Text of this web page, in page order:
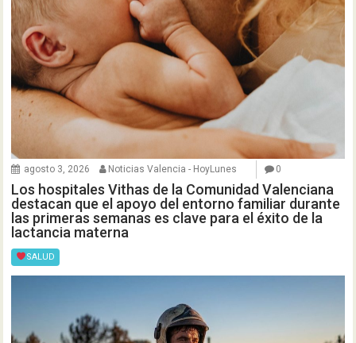
agosto 3, 2026 Noticias Valencia - HoyLunes 0
Los hospitales Vithas de la Comunidad Valenciana
destacan que el apoyo del entorno familiar durante
las primeras semanas es clave para el éxito de la
lactancia materna
SALUD